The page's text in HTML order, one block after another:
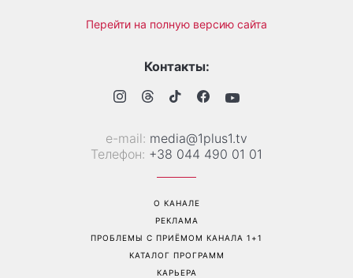
Перейти на полную версию сайта
Контакты:
е-mail: media@1plus1.tv
Телефон: +38 044 490 01 01
О КАНАЛЕ
РЕКЛАМА
ПРОБЛЕМЫ С ПРИЁМОМ КАНАЛА 1+1
КАТАЛОГ ПРОГРАММ
КАРЬЕРА